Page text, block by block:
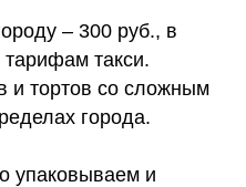
– 300 руб., в
такси.
и тортов со сложным
города.
упаковываем и